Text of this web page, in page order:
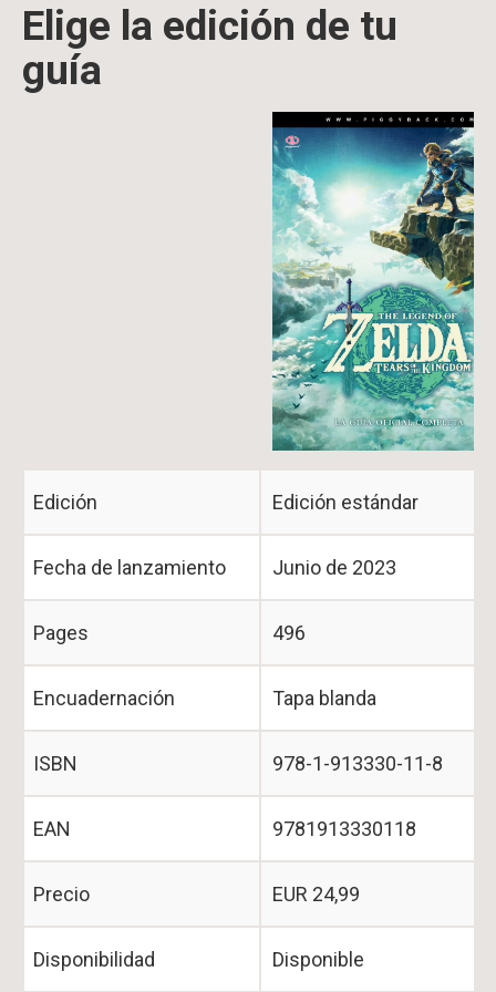
Elige la edición de tu
guía
Edición Edición estándar
Fecha de lanzamiento Junio de 2023
Pages 496
Encuadernación Tapa blanda
ISBN 978-1-913330-11-8
EAN 9781913330118
Precio EUR 24,99
Disponibilidad Disponible